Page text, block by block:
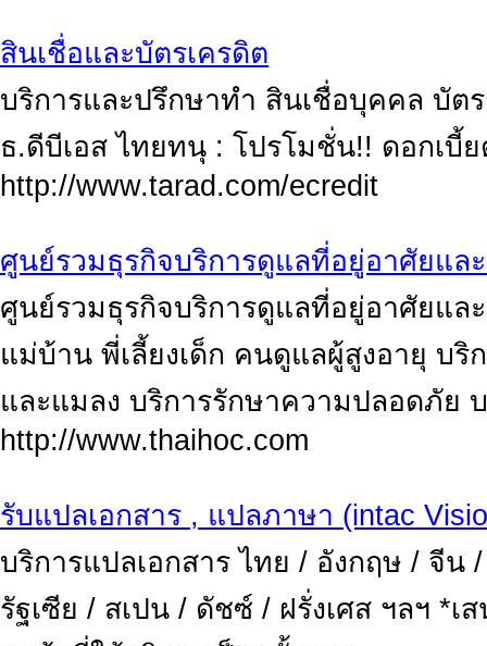
สินเชื่อและบัตรเครดิต
บริการและปรึกษาทำ สินเชื่อบุคคล บัต
ธ.ดีบีเอส ไทยทนุ : โปรโมชั่น!! ดอกเบี้
http://www.tarad.com/ecredit
ศูนย์รวมธุรกิจบริการดูแลที่อยู่อาศัยแล
ศูนย์รวมธุรกิจบริการดูแลที่อยู่อาศัยแล
แม่บ้าน พี่เลี้ยงเด็ก คนดูแลผู้สูงอายุ บ
และแมลง บริการรักษาความปลอดภัย
http://www.thaihoc.com
รับแปลเอกสาร , แปลภาษา (intac
บริการแปลเอกสาร ไทย / อังกฤษ / จีน
รัฐเซีย / สเปน / ดัชซ์ / ฝรั่งเศส ฯลฯ *